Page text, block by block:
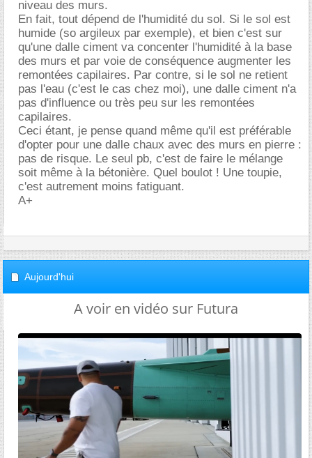
niveau des murs.
En fait, tout dépend de l'humidité du sol. Si le sol est
humide (so argileux par exemple), et bien c'est sur
qu'une dalle ciment va concenter l'humidité à la base
des murs et par voie de conséquence augmenter les
remontées capilaires. Par contre, si le sol ne retient
pas l'eau (c'est le cas chez moi), une dalle ciment n'a
pas d'influence ou très peu sur les remontées
capilaires.
Ceci étant, je pense quand même qu'il est préférable
d'opter pour une dalle chaux avec des murs en pierre :
pas de risque. Le seul pb, c'est de faire le mélange
soit même à la bétonière. Quel boulot ! Une toupie,
c'est autrement moins fatiguant.
A+
Aujourd'hui
A voir en vidéo sur Futura